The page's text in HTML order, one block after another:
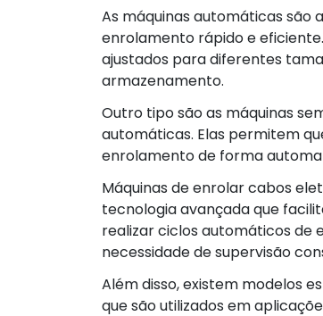
As máquinas automáticas são
enrolamento rápido e
ajustados para diferentes
armazenamento.
Outro tipo são as máquinas
automáticas. Elas permitem
enrolamento de forma
Máquinas de enrolar cabos
tecnologia avançada que
realizar ciclos automáticos de
necessidade de supervisão
Além disso, existem modelos
que são utilizados em